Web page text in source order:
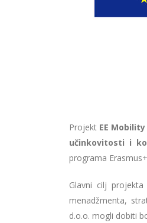
Projekt EE Mobility
učinkovitosti i
programa
Glavni cilj
menadžmenta,
d.o.o. mogli dobiti